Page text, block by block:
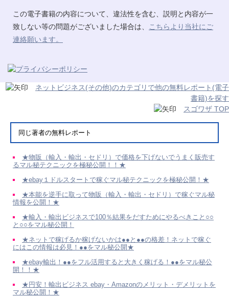
この電子書籍の内容について、違法性を含む、説明と内容が一
致しない等の問題がございました場合は、
こちらより当社にご
連絡願います。
ネットビジネス(その他)のカテゴリで他の無料レポート(電子
書籍)を探す
スゴワザ TOP
同じ著者の無料レポート
★物販（輸入・輸出・セドリ）で価格を下げないでうまく販売す
るマル秘テクニックを極秘公開！！★
★ebay１ドルスタートで稼ぐマル秘テクニックを極秘公開！★
★本能を逆手に取って物販（輸入・輸出・セドリ）で稼ぐマル秘
情報を公開！★
★輸入・輸出ビジネスで100％結果をだすためにやるべきこと○○
と○○をマル秘公開！
★ネットで稼げるか稼げないかは●●と●●の格差！ネットで稼ぐ
にはこの情報は必見！●●をマル秘公開★
★ebay輸出！●●をフル活用すると大きく稼げる！●●をマル秘公
開！！★
★円安！輸出ビジネス ebay・Amazonのメリット・デメリットを
マル秘公開！★